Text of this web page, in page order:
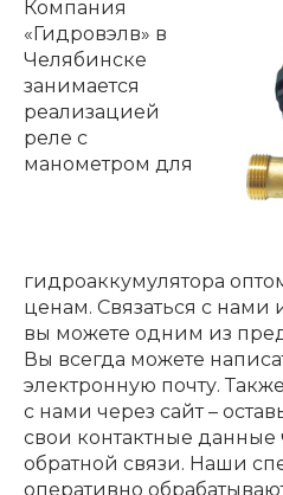
Компания
«Гидровэлв» в
Челябинске
занимается
реализацией
реле с
манометром для
гидроаккумулятора
ценам. Связаться с
вы можете одним из
Вы всегда можете
электронную почту.
с нами через сайт –
свои контактные
обратной связи. Наши
оперативно